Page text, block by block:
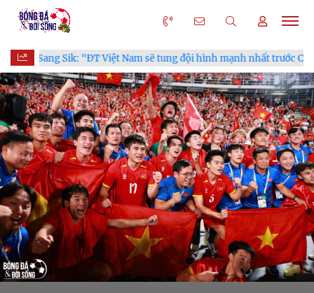
mạnh nhất trước Campuchia" CĐV vượt gần 80 km từ